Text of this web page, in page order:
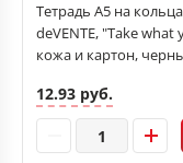
Тетрадь А5 на
deVENTE, "Take what
кожа и картон,
12.93 руб.